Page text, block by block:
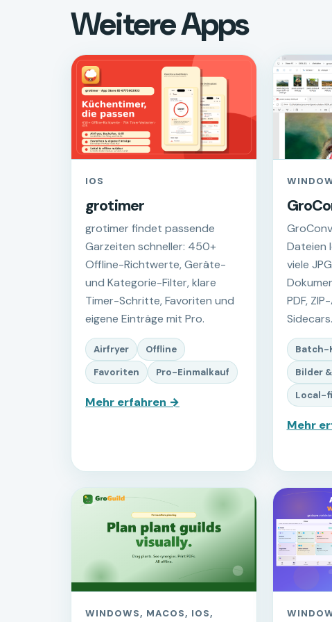
Weitere Apps
IOS
grotimer
grotimer findet passende
Garzeiten schneller: 450+
Offline-Richtwerte, Geräte-
und Kategorie-Filter, klare
Timer-Schritte, Favoriten und
eigene Einträge mit Pro.
Airfryer
Offline
Favoriten
Pro-Einmalkauf
Mehr erfahren →
Dateien
viele
PDF,
Sidecars.
Batch-
Bilder &
Local-
Mehr
WINDOWS, MACOS, IOS,